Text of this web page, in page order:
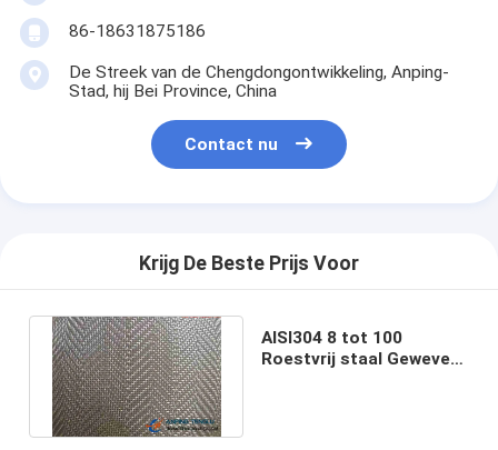
86-18631875186
De Streek van de Chengdongontwikkeling, Anping-
Stad, hij Bei Province, China
Contact nu
Krijg De Beste Prijs Voor
AISI304 8 tot 100
Roestvrij staal Geweven